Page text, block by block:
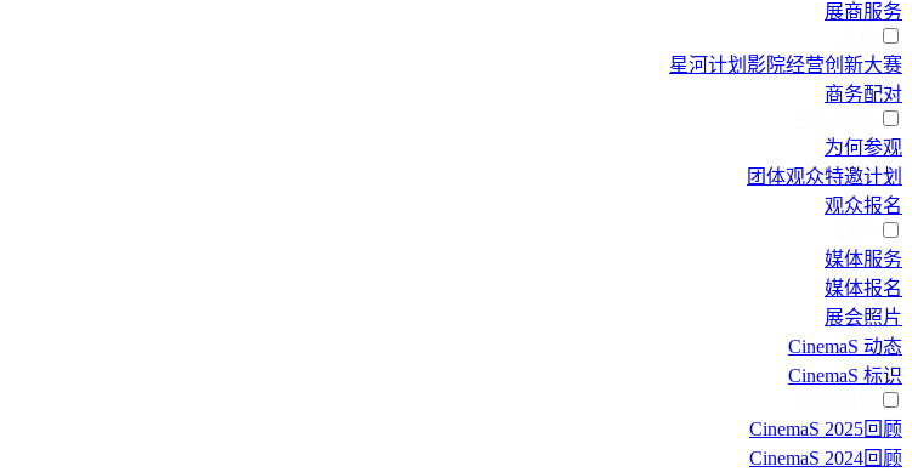
展商服务
星河计划影院经营创新大赛
商务配对
为何参观
团体观众特邀计划
观众报名
媒体服务
媒体报名
展会照片
CinemaS 动态
CinemaS 标识
CinemaS 2025回顾
CinemaS 2024回顾